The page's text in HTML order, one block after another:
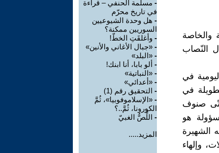
والخاصة
النّصاب
في
في
صنوف
هو
الشهيرة
وإلهاء
- مسلمة الحنفي – قراءة
في تاريخ محرّم
- هل وحدة الشيوعيين
السوريين ممكنة؟
- وأغلقَتِ الخطّ!
- «جبال الأغاني والأنين»
- «البلد»
- ألو بابا، أنا ابنك!
- «النباتية»
- «أعدائي»
- التحقيق رقم (1)
- «الإسلاموفوبيا»، ثُمَّ
الكورونا، ثُمَّ..؟
- اللِّصُّ الغبيّ
المزيد.....